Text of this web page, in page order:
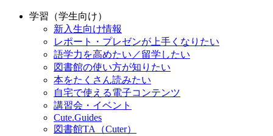
学習（学生向け）
新入生向け情報
レポート・プレゼンが上手くなりたい
語学力を高めたい／留学したい
図書館の使い方が知りたい
本をたくさん読みたい
自宅で使える電子コンテンツ
講習会・イベント
Cute.Guides
図書館TA（Cuter）